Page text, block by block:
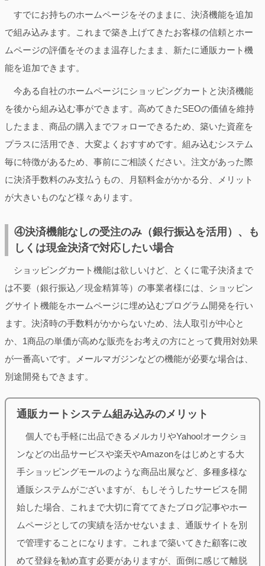
すでにお持ちのホームページをそのままに、決済機能を追加
で組み込みます。これまで築き上げてきたお客様の信頼とホー
ムページの評価をそのまま温存したまま、新たに通販カート機
能を追加できます。
今ある自社のホームページにショッピングカートと決済機能
を後から組み込む事ができます。高めてきたSEOの価値を維持
したまま、商品の購入までフォローできるため、築いた資産を
プラスに活用でき、大変よくおすすめです。組み込むシステム
毎に特徴があるため、事前にご相談ください。注文があった際
に決済手数料のみ支払うもの、月額料金がかかる分、メリット
が大きいものなど様々あります。
④決済機能なしの受注のみ（銀行振込を活用）、も
しくは現金決済で対応したい場合
ショッピングカート機能は欲しいけど、とくに電子決済まで
は不要（銀行振込／現金精算等）の事業者様には、ショッピン
グサイト機能をホームページに埋め込むプログラム開発を行い
ます。決済時の手数料がかからないため、法人取引が中心と
か、1商品の単価が高めな販売をお考えの方にとって費用対効果
が一番高いです。メールマガジンなどの機能が必要な場合は、
別途開発もできます。
通販カートシステム組み込みのメリット
個人でも手軽に出品できるメルカリやYahoo!オークショ
ンなどの出品サービスや楽天やAmazonをはじめとする大
手ショッピングモールのような商品出展など、多種多様な
通販システムがございますが、もしそうしたサービスを開
始した場合、これまで大切に育ててきたブログ記事やホー
ムページとしての実績を活かせないまま、通販サイトを別
で管理することになります。これまで築いてきた顧客に改
めて登録を勧め直す必要がありますが、面倒に感じて離脱